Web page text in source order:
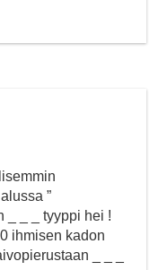
”
_ _ _ tyyppi hei !
ihmisen kadon
_ _ _